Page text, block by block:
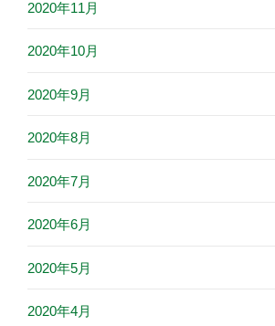
2020年11月
2020年10月
2020年9月
2020年8月
2020年7月
2020年6月
2020年5月
2020年4月